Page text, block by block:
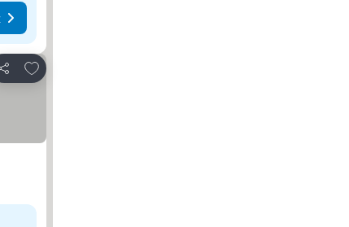
Partager
Ajouter à mes favoris